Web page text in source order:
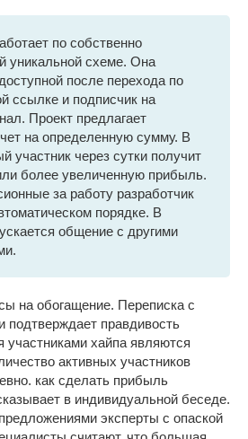
по собственно
уникальной схеме. Она
после перехода по
ссылке и подписчик на
Проект предлагает
на определенную сумму. В
участник через сутки получит
более увеличенную прибыль.
за работу разработчик
порядке. В
общение с другими
на обогащение. Переписка с
подтверждает правдивость
участниками хайпа являются
активных участников
как сделать прибыль
в индивидуальной беседе.
эксперты с опаской